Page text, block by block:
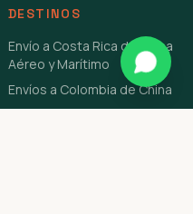
DESTINOS
Envío a Costa Rica de China
Aéreo y Marítimo
Envíos a Colombia de China